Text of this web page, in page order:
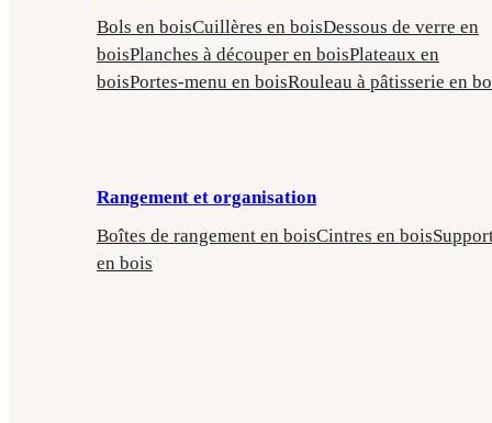
Bols en boisCuillères en boisDessous de verre en
boisPlanches à découper en boisPlateaux en
boisPortes-menu en boisRouleau à pâtisserie en
Rangement et organisation
Boîtes de rangement en boisCintres en bois
en bois